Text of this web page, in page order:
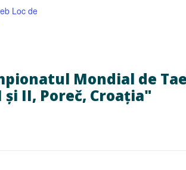
Loc de
Mondial de
II, Poreč, Croația"